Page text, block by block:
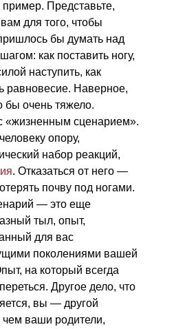
пример. Представьте,
для того, чтобы
бы думать над
как поставить ногу,
наступить, как
равновесие. Наверное,
бы очень тяжело.
«жизненным сценарием».
опору,
набор реакций,
. Отказаться от него —
почву под ногами.
— это еще
тыл, опыт,
для вас
поколениями вашей
на который всегда
Другое дело, что
вы — другой
чем ваши родители,